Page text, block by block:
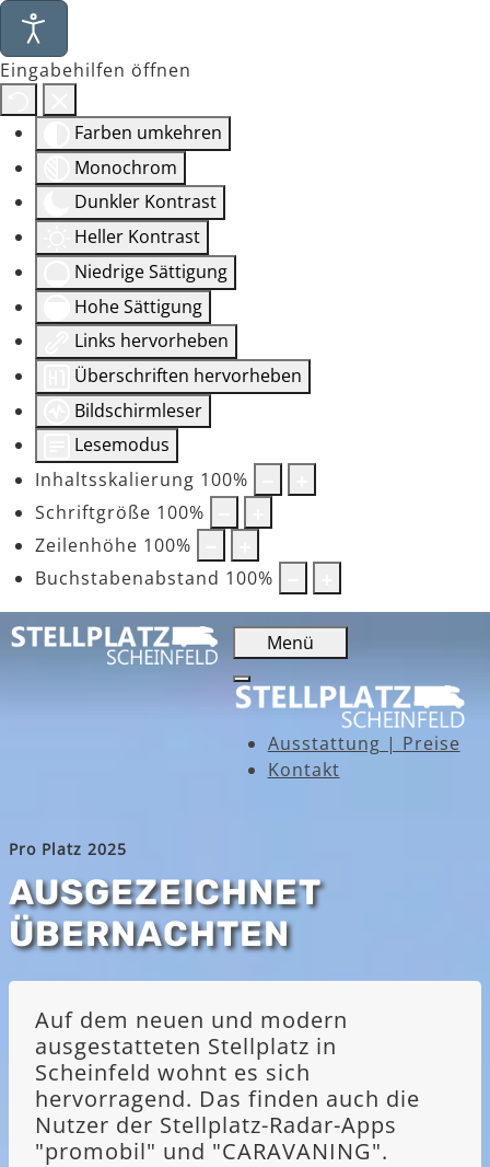
Eingabehilfen öffnen
Farben umkehren
Monochrom
Dunkler Kontrast
Heller Kontrast
Niedrige Sättigung
Hohe Sättigung
Links hervorheben
Überschriften hervorheben
Bildschirmleser
Lesemodus
Inhaltsskalierung 100%
Schriftgröße 100%
Zeilenhöhe 100%
Buchstabenabstand 100%
Menü
Ausstattung | Preise
Kontakt
Pro Platz 2025
AUSGEZEICHNET
ÜBERNACHTEN
Auf dem neuen und modern
ausgestatteten Stellplatz in
Scheinfeld wohnt es sich
hervorragend. Das finden auch die
Nutzer der Stellplatz-Radar-Apps
"promobil" und "CARAVANING".